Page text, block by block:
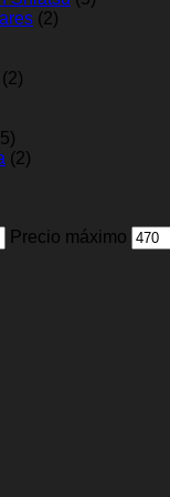
(2)
(2)
(2)
Precio máximo